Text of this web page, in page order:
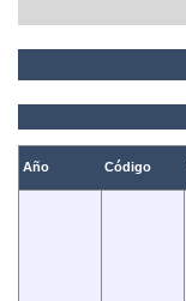
Año Código